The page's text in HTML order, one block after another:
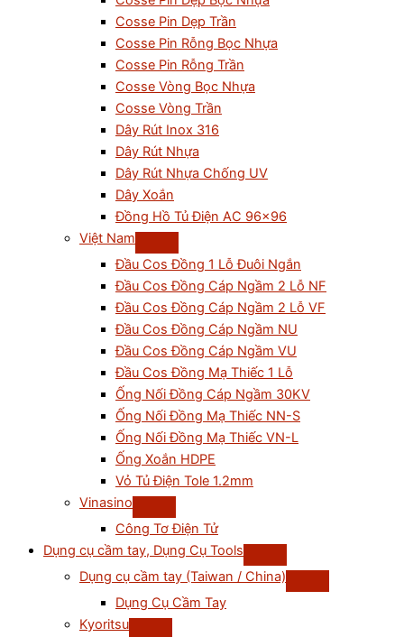
Cosse Pin Dẹp Trần
Cosse Pin Rỗng Bọc Nhựa
Cosse Pin Rỗng Trần
Cosse Vòng Bọc Nhựa
Cosse Vòng Trần
Dây Rút Inox 316
Dây Rút Nhựa
Dây Rút Nhựa Chống UV
Dây Xoắn
Đồng Hồ Tủ Điện AC 96×96
Việt Nam
Đầu Cos Đồng 1 Lỗ Đuôi Ngắn
Đầu Cos Đồng Cáp Ngầm 2 Lỗ NF
Đầu Cos Đồng Cáp Ngầm 2 Lỗ VF
Đầu Cos Đồng Cáp Ngầm NU
Đầu Cos Đồng Cáp Ngầm VU
Đầu Cos Đồng Mạ Thiếc 1 Lỗ
Ống Nối Đồng Cáp Ngầm 30KV
Ống Nối Đồng Mạ Thiếc NN-S
Ống Nối Đồng Mạ Thiếc VN-L
Ống Xoắn HDPE
Vỏ Tủ Điện Tole 1.2mm
Vinasino
Công Tơ Điện Tử
Dụng cụ cầm tay, Dụng Cụ Tools
Dụng cụ cầm tay (Taiwan / China)
Dụng Cụ Cầm Tay
Kyoritsu